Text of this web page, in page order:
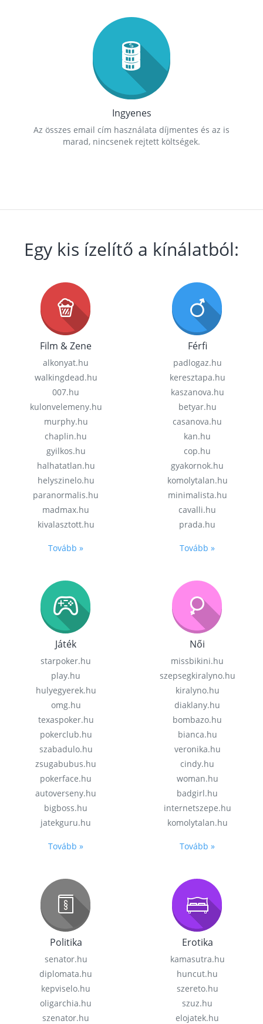
Ingyenes
Az összes email cím használata díjmentes és az is
marad, nincsenek rejtett költségek.
Egy kis ízelítő a kínálatból:
Film & Zene
alkonyat.hu
walkingdead.hu
007.hu
kulonvelemeny.hu
murphy.hu
chaplin.hu
gyilkos.hu
halhatatlan.hu
helyszinelo.hu
paranormalis.hu
madmax.hu
kivalasztott.hu
Tovább »
Férfi
padlogaz.hu
keresztapa.hu
kaszanova.hu
betyar.hu
casanova.hu
kan.hu
cop.hu
gyakornok.hu
komolytalan.hu
minimalista.hu
cavalli.hu
prada.hu
Tovább »
Játék
starpoker.hu
play.hu
hulyegyerek.hu
omg.hu
texaspoker.hu
pokerclub.hu
szabadulo.hu
zsugabubus.hu
pokerface.hu
autoverseny.hu
bigboss.hu
jatekguru.hu
Tovább »
Női
missbikini.hu
szepsegkiralyno.hu
kiralyno.hu
diaklany.hu
bombazo.hu
bianca.hu
veronika.hu
cindy.hu
woman.hu
badgirl.hu
internetszepe.hu
komolytalan.hu
Tovább »
Politika
senator.hu
diplomata.hu
kepviselo.hu
oligarchia.hu
szenator.hu
Erotika
kamasutra.hu
huncut.hu
szereto.hu
szuz.hu
elojatek.hu